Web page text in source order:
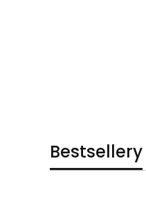
Bestsellery